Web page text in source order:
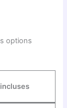
options